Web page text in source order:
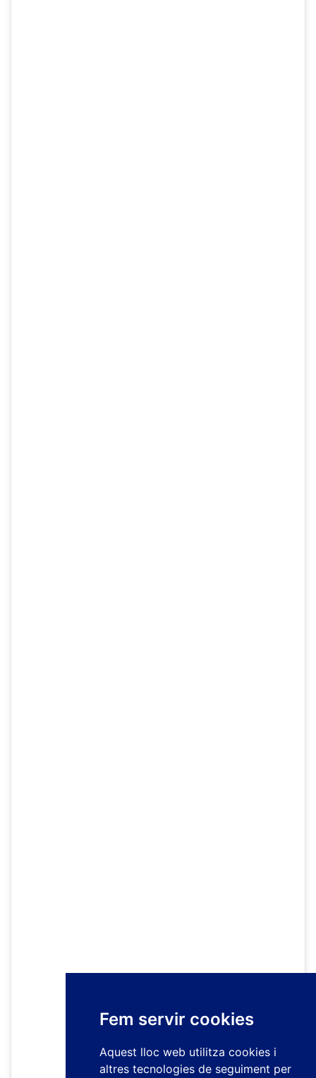
Fem servir cookies
Aquest lloc web utilitza cookies i
altres tecnologies de seguiment per